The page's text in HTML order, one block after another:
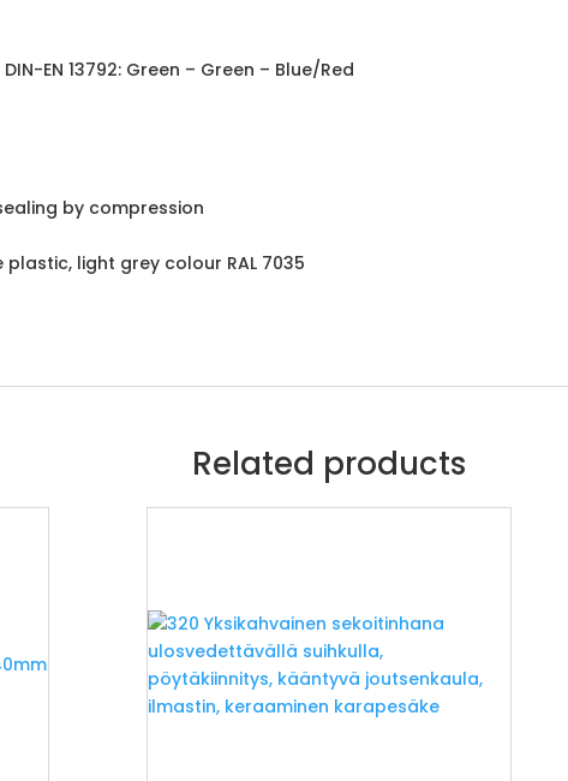
EN 13792: Green – Green – Blue/Red
by compression
light grey colour RAL 7035
Related products